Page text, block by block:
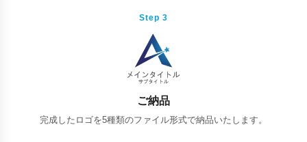
Step 3
ご納品
完成したロゴを5種類のファイル形式で納品いたします。